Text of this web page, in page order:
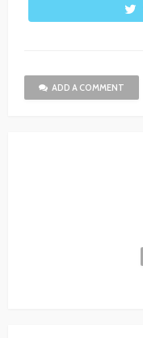
ADD A COMMENT